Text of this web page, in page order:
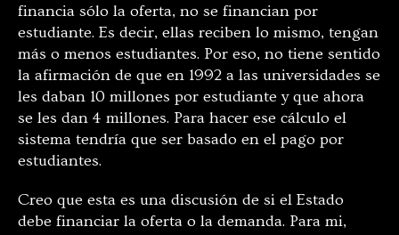
financia sólo la oferta, no se financian por
estudiante. Es decir, ellas reciben lo mismo, tengan
más o menos estudiantes. Por eso, no tiene sentido
la afirmación de que en 1992 a las universidades se
les daban 10 millones por estudiante y que ahora
se les dan 4 millones. Para hacer ese cálculo el
sistema tendría que ser basado en el pago por
estudiantes.
Creo que esta es una discusión de si el Estado
debe financiar la oferta o la demanda. Para mi,